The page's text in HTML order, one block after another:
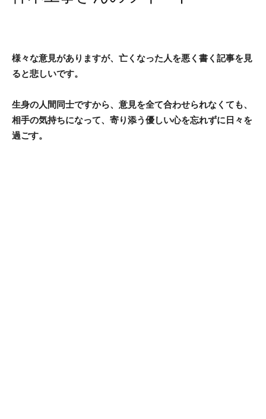
様々な意見がありますが、亡くなった人を悪く書く記事を見
ると悲しいです。
生身の人間同士ですから、意見を全て合わせられなくても、
相手の気持ちになって、寄り添う優しい心を忘れずに日々を
過ごす。